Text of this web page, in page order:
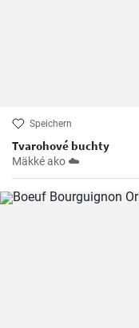
Speichern
Tvarohové buchty
Mäkké ako ☁️